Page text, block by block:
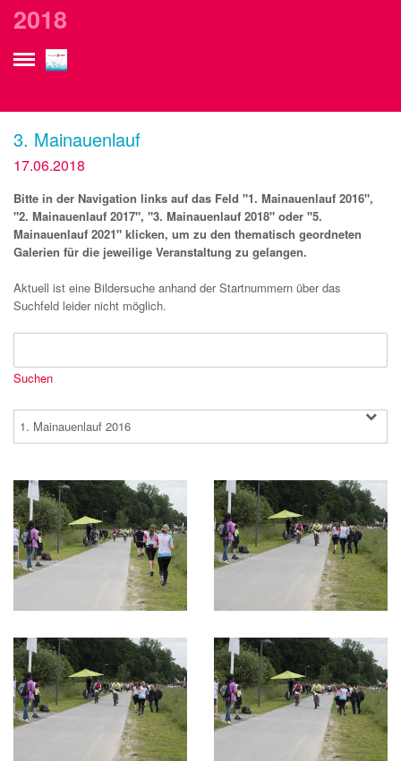
currurl: /gallery_de__2018.php?wpf_picgroup=117
2018
2018
3. Mainauenlauf
17.06.2018
Bitte in der Navigation links auf das Feld "1. Mainauenlauf 2016",
"2. Mainauenlauf 2017", "3. Mainauenlauf 2018" oder "5.
Mainauenlauf 2021" klicken, um zu den thematisch geordneten
Galerien für die jeweilige Veranstaltung zu gelangen.
Aktuell ist eine Bildersuche anhand der Startnummern über das
Suchfeld leider nicht möglich.
1. Mainauenlauf 2016